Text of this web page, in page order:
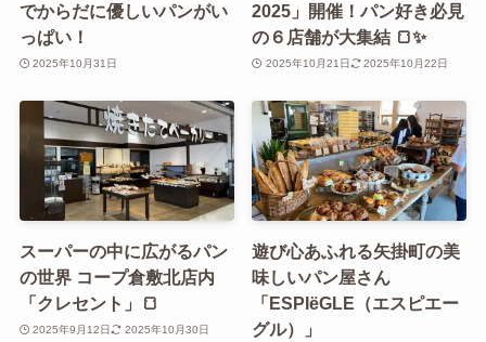
でからだに優しいパンがい
っぱい！
2025年10月31日
2025」開催！パン好き必見
の６店舗が大集結 🍞✨
2025年10月21日 2025年10月22日
スーパーの中に広がるパン
の世界 コープ倉敷北店内
「クレセント」🍞
2025年9月12日 2025年10月30日
遊び心あふれる矢掛町の美
味しいパン屋さん
「ESPIëGLE（エスピエー
グル）」